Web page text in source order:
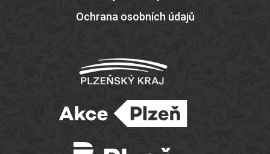
Ochrana osobních údajů